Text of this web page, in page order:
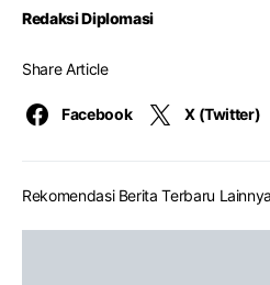
Redaksi Diplomasi
Share Article
Facebook X (Twitter)
Rekomendasi Berita Terbaru Lainnya